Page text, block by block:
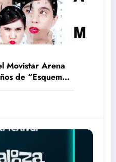
Movistar Arena
de “Esquemas